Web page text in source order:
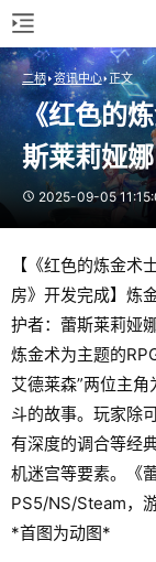
二柄 资讯中心 正文
《红色的
斯莱莉娅
2025-09-05
【《红色的炼金
房》开发完成】炼
护者：蕾斯莱莉娅
炼金术为主题的
艾德莱森”两位主
斗的故事。玩家除
有深度的调合等经
机迷宫等要素。《
PS5/NS/Steam，
*首图为动图*